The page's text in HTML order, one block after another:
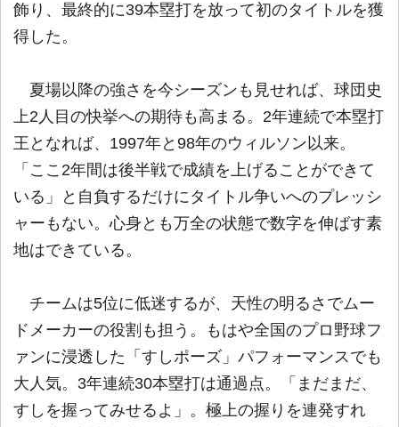
飾り、最終的に39本塁打を放って初のタイトルを獲
得した。
夏場以降の強さを今シーズンも見せれば、球団史
上2人目の快挙への期待も高まる。2年連続で本塁打
王となれば、1997年と98年のウィルソン以来。
「ここ2年間は後半戦で成績を上げることができて
いる」と自負するだけにタイトル争いへのプレッシ
ャーもない。心身とも万全の状態で数字を伸ばす素
地はできている。
チームは5位に低迷するが、天性の明るさでムー
ドメーカーの役割も担う。もはや全国のプロ野球フ
ァンに浸透した「すしポーズ」パフォーマンスでも
大人気。3年連続30本塁打は通過点。「まだまだ、
すしを握ってみせるよ」。極上の握りを連発すれ